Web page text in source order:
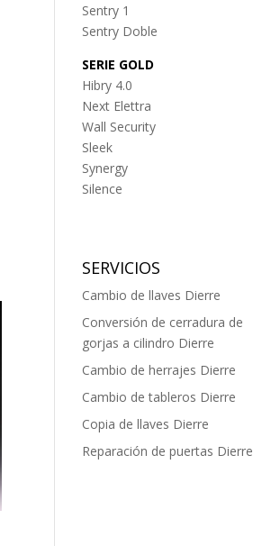
Sentry 1
Sentry Doble
SERIE GOLD
Hibry 4.0
Next Elettra
Wall Security
Sleek
Synergy
Silence
SERVICIOS
Cambio de llaves Dierre
Conversión de cerradura de
gorjas a cilindro Dierre
Cambio de herrajes Dierre
Cambio de tableros Dierre
Copia de llaves Dierre
Reparación de puertas Dierre